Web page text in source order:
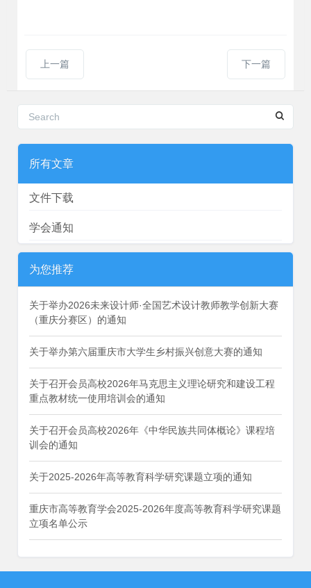
上一篇 下一篇
所有文章
文件下载
学会通知
为您推荐
关于举办2026未来设计师·全国艺术设计教师教学创新大赛
（重庆分赛区）的通知
关于举办第六届重庆市大学生乡村振兴创意大赛的通知
关于召开会员高校2026年马克思主义理论研究和建设工程
重点教材统一使用培训会的通知
关于召开会员高校2026年《中华民族共同体概论》课程培
训会的通知
关于2025-2026年高等教育科学研究课题立项的通知
重庆市高等教育学会2025-2026年度高等教育科学研究课题
立项名单公示